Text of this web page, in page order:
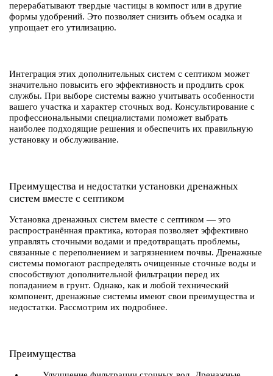
перерабатывают твердые частицы в компост или в другие
формы удобрений. Это позволяет снизить объем осадка и
упрощает его утилизацию.
Интеграция этих дополнительных систем с септиком может
значительно повысить его эффективность и продлить срок
службы. При выборе системы важно учитывать особенности
вашего участка и характер сточных вод. Консультирование с
профессиональными специалистами поможет выбрать
наиболее подходящие решения и обеспечить их правильную
установку и обслуживание.
Преимущества и недостатки установки дренажных
систем вместе с септиком
Установка дренажных систем вместе с септиком — это
распространённая практика, которая позволяет эффективно
управлять сточными водами и предотвращать проблемы,
связанные с переполнением и загрязнением почвы. Дренажные
системы помогают распределять очищенные сточные воды и
способствуют дополнительной фильтрации перед их
попаданием в грунт. Однако, как и любой технический
компонент, дренажные системы имеют свои преимущества и
недостатки. Рассмотрим их подробнее.
Преимущества